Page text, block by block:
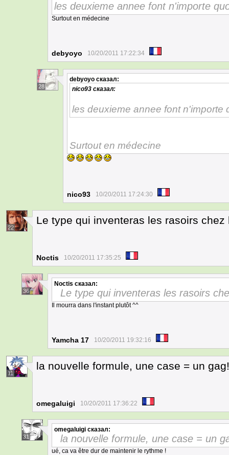
les deuxieme annee font n'importe
Surtout en médecine
debyoyo 10/20/2011 17:22:34
28
debyoyo сказал:
nico93 сказал:
les deuxieme annee font n'importe
Surtout en médecine
nico93 10/20/2011 17:24:30
22
Le type qui inventeras les rasoirs
Noctis 10/20/2011 17:35:25
36
Noctis сказал:
Le type qui inventeras les rasoirs
Il mourra dans l'instant plutôt ^^
Yamcha 17 10/20/2011 19:32:16
11
la nouvelle formule, une case = un gag!
omegaluigi 10/20/2011 17:36:22
31
omegaluigi сказал:
la nouvelle formule, une case = un
ué, ca va être dur de maintenir le rythme !